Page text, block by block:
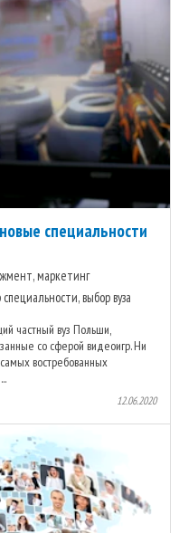
специальности
маркетинг
выбор вуза
частный вуз Польши,
со сферой видеоигр. Ни
востребованных
12.06.2020